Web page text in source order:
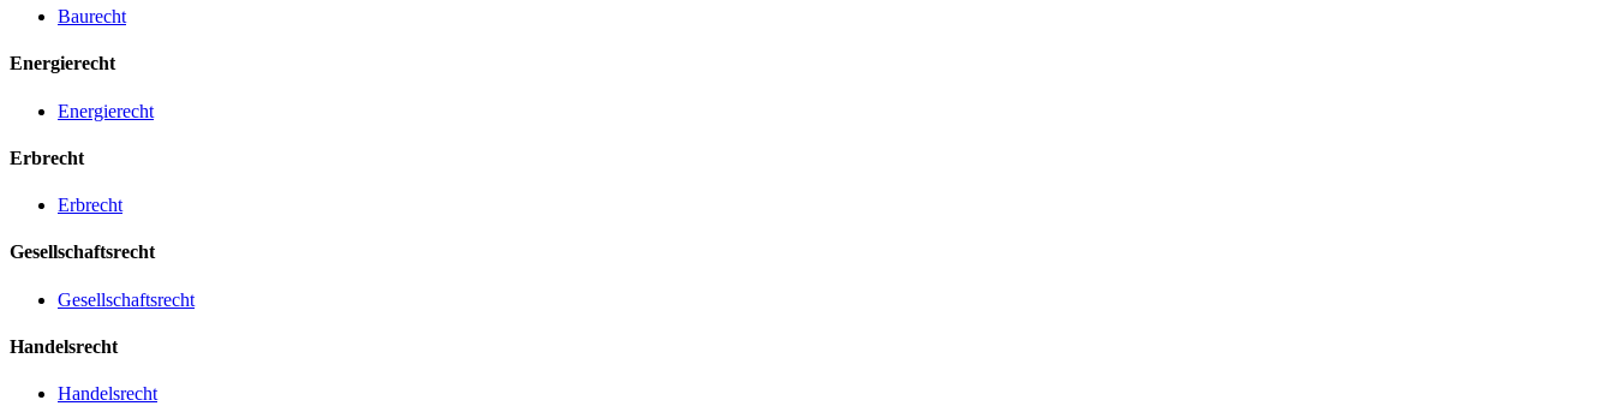
Baurecht
Energierecht
Energierecht
Erbrecht
Erbrecht
Gesellschaftsrecht
Gesellschaftsrecht
Handelsrecht
Handelsrecht